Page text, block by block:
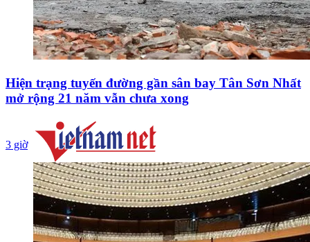
Hiện trạng tuyến đường gần sân bay Tân Sơn Nhất
mở rộng 21 năm vẫn chưa xong
3 giờ